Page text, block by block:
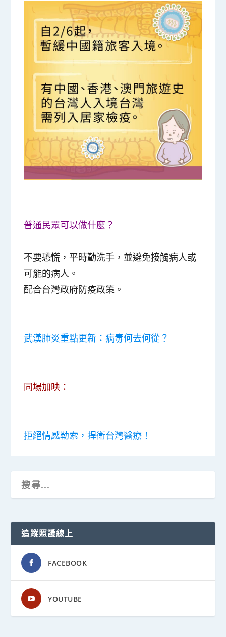
普通民眾可以做什麼？
不要恐慌，平時勤洗手，並避免接觸病人或
可能的病人。
配合台灣政府防疫政策。
武漢肺炎重點更新：病毒何去何從？
同場加映：
拒絕情感勒索，捍衛台灣醫療！
追蹤照護線上
FACEBOOK
YOUTUBE